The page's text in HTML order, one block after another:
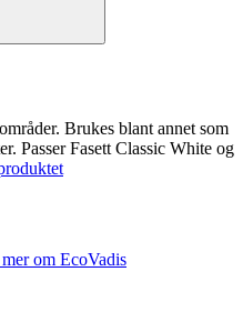
Brukes blant annet som
Passer Fasett Classic White og
om EcoVadis